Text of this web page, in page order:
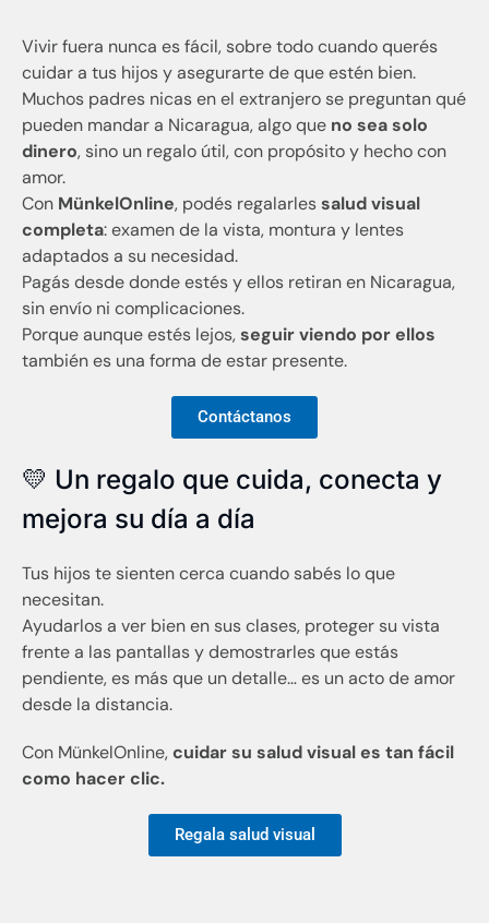
Vivir fuera nunca es fácil, sobre todo cuando querés
cuidar a tus hijos y asegurarte de que estén bien.
Muchos padres nicas en el extranjero se preguntan qué
pueden mandar a Nicaragua, algo que no sea solo
dinero, sino un regalo útil, con propósito y hecho con
amor.
Con MünkelOnline, podés regalarlessalud visual
completa: examen de la vista, montura y lentes
adaptados a su necesidad.
Pagás desde donde estés y ellos retiran en Nicaragua,
sin envío ni complicaciones.
Porque aunque estés lejos,seguir viendo por ellos
también es una forma de estar presente.
Contáctanos
💛 Un regalo que cuida, conecta y
mejora su día a día
Tus hijos te sienten cerca cuando sabés lo que
necesitan.
Ayudarlos a ver bien en sus clases, proteger su vista
frente a las pantallas y demostrarles que estás
pendiente, es más que un detalle… es un acto de amor
desde la distancia.
Con MünkelOnline,cuidar su salud visual es tan fácil
como hacer clic.
Regala salud visual